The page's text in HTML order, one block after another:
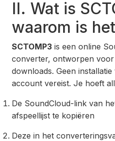
II. Wat is
waarom is
SCTOMP3is een online
converter, ontworpen voor
downloads. Geen
account vereist. Je hoeft
De SoundCloud-link van
afspeellijst te kopiëren
Deze in het